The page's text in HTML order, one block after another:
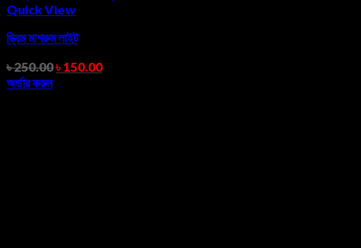
Quick View
ড্রিম মাশরুম লাইট
৳250.00৳150.00
অর্ডার করুন